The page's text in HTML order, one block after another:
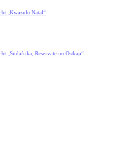
„Kwazulu Natal“
„Südafrika, Reservate im Ostkap“